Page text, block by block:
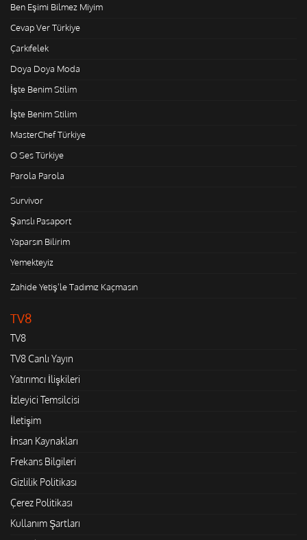
Ben Eşimi Bilmez Miyim
Cevap Ver Türkiye
Çarkıfelek
Doya Doya Moda
İşte Benim Stilim
İşte Benim Stilim
MasterChef Türkiye
O Ses Türkiye
Parola Parola
Survivor
Şanslı Pasaport
Yaparsın Bilirim
Yemekteyiz
Zahide Yetiş'le Tadımız Kaçmasın
TV8
TV8
TV8 Canlı Yayın
Yatırımcı İlişkileri
İzleyici Temsilcisi
İletişim
İnsan Kaynakları
Frekans Bilgileri
Gizlilik Politikası
Çerez Politikası
Kullanım Şartları